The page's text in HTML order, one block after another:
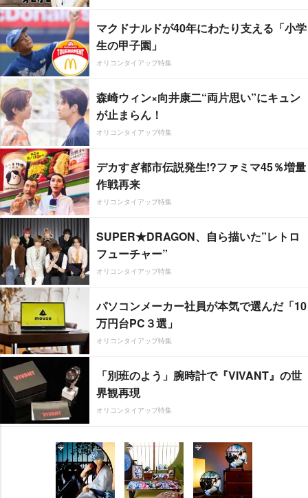
マクドナルドが40年にわたり支える「小学
生の甲子園」
オリコンタイアップ特集
森崎ウィン×向井康二“両片思い”にキュン
が止まらん！
オリコンタイアップ特集
デカすぎ都市伝説発生!?ファミマ45％増量
作戦再来
オリコンタイアップ特集
SUPER★DRAGON、自ら描いた”レトロ
フューチャー”
オリコンタイアップ特集
パソコンメーカー社員が本気で選んだ「10
万円台PC３選」
オリコンタイアップ特集
「別班のよう」腕時計で『VIVANT』の世
界観再現
オリコンタイアップ特集